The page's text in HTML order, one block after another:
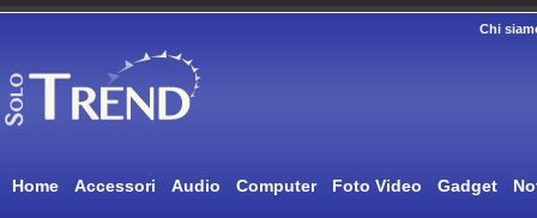
Chi
Home Accessori Audio Computer Foto Video Gadget